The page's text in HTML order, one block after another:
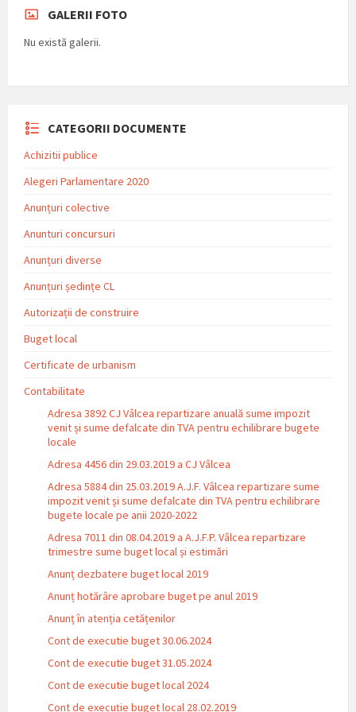
GALERII FOTO
Nu există galerii.
CATEGORII DOCUMENTE
Achizitii publice
Alegeri Parlamentare 2020
Anunțuri colective
Anunturi concursuri
Anunțuri diverse
Anunțuri ședințe CL
Autorizații de construire
Buget local
Certificate de urbanism
Contabilitate
Adresa 3892 CJ Vâlcea repartizare anuală sume impozit
venit și sume defalcate din TVA pentru echilibrare bugete
locale
Adresa 4456 din 29.03.2019 a CJ Vâlcea
Adresa 5884 din 25.03.2019 A.J.F. Vâlcea repartizare sume
impozit venit și sume defalcate din TVA pentru echilibrare
bugete locale pe anii 2020-2022
Adresa 7011 din 08.04.2019 a A.J.F.P. Vâlcea repartizare
trimestre sume buget local și estimări
Anunț dezbatere buget local 2019
Anunț hotărâre aprobare buget pe anul 2019
Anunț în atenția cetățenilor
Cont de executie buget 30.06.2024
Cont de executie buget 31.05.2024
Cont de executie buget local 2024
Cont de execuție buget local 28.02.2019